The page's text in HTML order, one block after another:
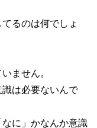
るのは何でしょ
ません。
は必要ないんで
に」かなんか意識